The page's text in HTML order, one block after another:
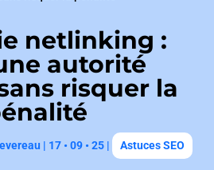
netlinking :
autorité
risquer la
| 17 • 09 • 25| Astuces SEO